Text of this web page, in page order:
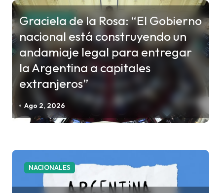
a
d
a
s
NACIONALES
Graciela de la Rosa: “El Gobierno
nacional está construyendo un
andamiaje legal para entregar
la Argentina a capitales
extranjeros”
Ago 2, 2026
NACIONALES